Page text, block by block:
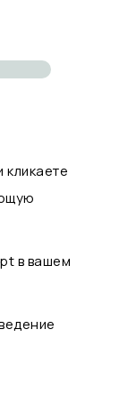
в вашем